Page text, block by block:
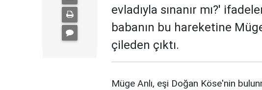
evladıyla sınanır mı?'
babanın bu hareketine
çileden çıktı.
Müge Anlı, eşi Doğan Köse'nin